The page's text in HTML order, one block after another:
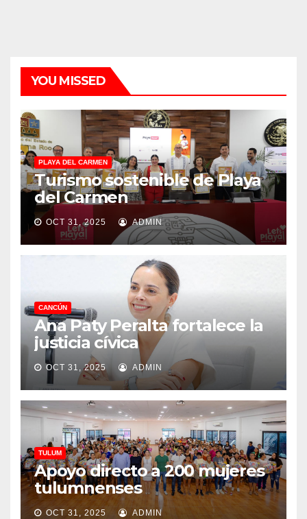
YOU MISSED
PLAYA DEL CARMEN
Turismo sostenible de Playa
del Carmen
OCT 31, 2025 ADMIN
CANCÚN
Ana Paty Peralta fortalece la
justicia cívica
OCT 31, 2025 ADMIN
TULUM
Apoyo directo a 200 mujeres
tulumnenses
OCT 31, 2025 ADMIN